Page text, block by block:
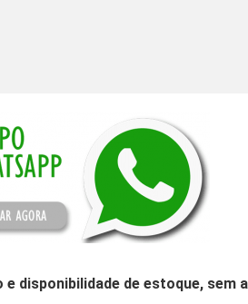
disponibilidade de estoque, sem